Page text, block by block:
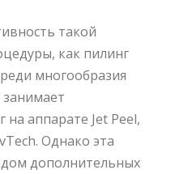
такой
как пилинг
многообразия
аппарате Jet Peel,
Однако эта
дополнительных